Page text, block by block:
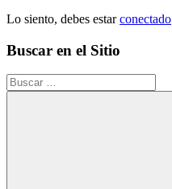
Lo siento, debes estarconectado
Buscar en el Sitio
Buscar: